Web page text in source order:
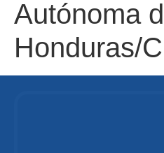
Autónoma
Honduras/